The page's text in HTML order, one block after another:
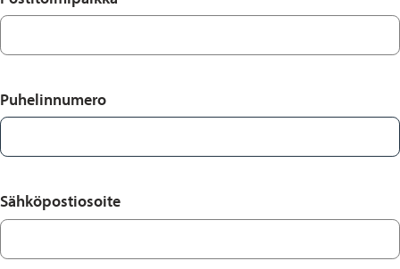
Puhelinnumero
Sähköpostiosoite